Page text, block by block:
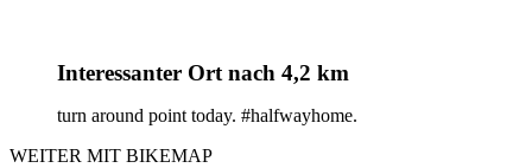
Interessanter Ortnach 4,2 km
turn around point today. #halfwayhome.
WEITER MIT BIKEMAP